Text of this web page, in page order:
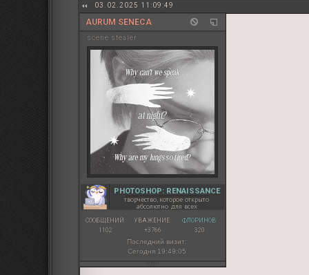
03.02.2025 11:09:49
AURUM SENECA
sсene stealer
PHOTOSHOP: RENAISSANCE
творчество, которое открыто
абсолютно для всех
СООБЩЕНИЙ:
1102
УВАЖЕНИЕ:
+3766
ФЛОРИНОВ:
320
Последний визит:
Сегодня 19:49:05